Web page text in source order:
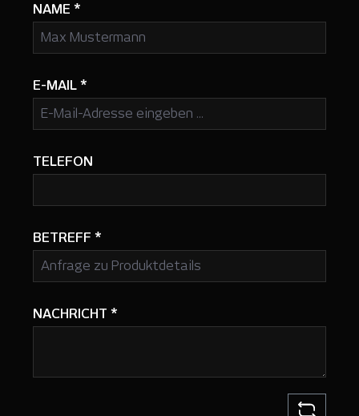
NAME *
E-MAIL *
TELEFON
BETREFF *
NACHRICHT *